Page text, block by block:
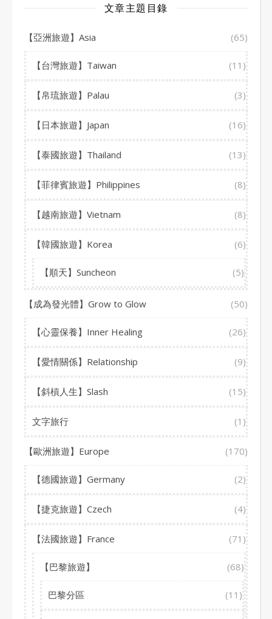
文章主題目錄
【亞洲旅遊】Asia (65)
【台灣旅遊】Taiwan (11)
【帛琉旅遊】Palau (3)
【日本旅遊】Japan (16)
【泰國旅遊】Thailand (13)
【菲律賓旅遊】Philippines (8)
【越南旅遊】Vietnam (8)
【韓國旅遊】Korea (6)
【順天】Suncheon (5)
【成為發光體】Grow to Glow (50)
【心靈保養】Inner Healing (26)
【愛情關係】Relationship (9)
【斜槓人生】Slash (15)
文字旅行 (1)
【歐洲旅遊】Europe (170)
【德國旅遊】Germany (2)
【捷克旅遊】Czech (4)
【法國旅遊】France (71)
【巴黎旅遊】 (68)
巴黎分區 (11)